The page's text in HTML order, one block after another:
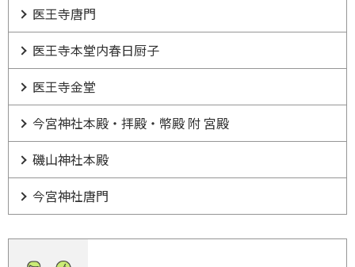
医王寺唐門
医王寺本堂内春日厨子
医王寺金堂
今宮神社本殿・拝殿・幣殿 附 宮殿
磯山神社本殿
今宮神社唐門